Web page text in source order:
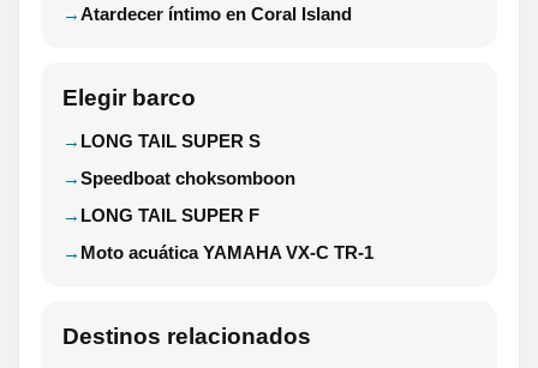
Atardecer íntimo en Coral Island
Elegir barco
LONG TAIL SUPER S
Speedboat choksomboon
LONG TAIL SUPER F
Moto acuática YAMAHA VX-C TR-1
Destinos relacionados